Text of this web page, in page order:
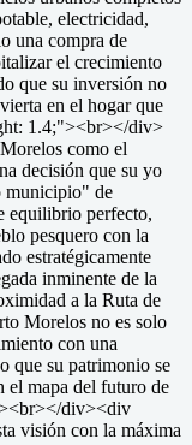
electricidad,
una compra de
el crecimiento
que su inversión no
en el hogar que
1.4;"><br></div>
como el
decisión que su yo
municipio" de
equilibrio perfecto,
pesquero con la
estratégicamente
inminente de la
a la Ruta de
Morelos no es solo
con una
que su patrimonio se
el mapa del futuro de
div><div
visión con la máxima